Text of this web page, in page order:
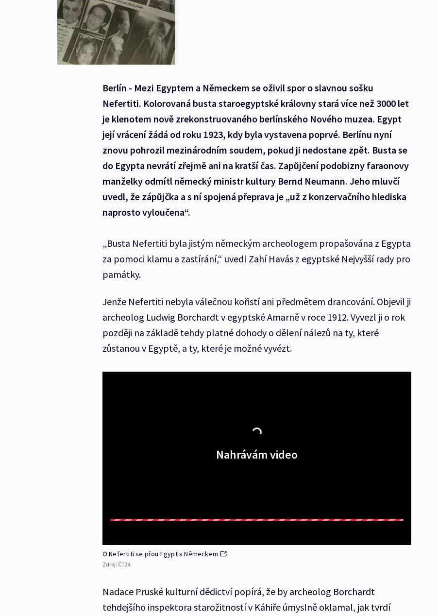
Berlín - Mezi Egyptem a Německem se oživil spor o slavnou sošku
Nefertiti. Kolorovaná busta staroegyptské královny stará více než 3000 let
je klenotem nově zrekonstruovaného berlínského Nového muzea. Egypt
její vrácení žádá od roku 1923, kdy byla vystavena poprvé. Berlínu nyní
znovu pohrozil mezinárodním soudem, pokud ji nedostane zpět. Busta se
do Egypta nevrátí zřejmě ani na kratší čas. Zapůjčení podobizny faraonovy
manželky odmítl německý ministr kultury Bernd Neumann. Jeho mluvčí
uvedl, že zápůjčka a s ní spojená přeprava je „už z konzervačního hlediska
naprosto vyloučena“.
„Busta Nefertiti byla jistým německým archeologem propašována z Egypta
za pomoci klamu a zastírání,“ uvedl Zahí Havás z egyptské Nejvyšší rady pro
památky.
Jenže Nefertiti nebyla válečnou kořistí ani předmětem drancování. Objevil ji
archeolog Ludwig Borchardt v egyptské Amarně v roce 1912. Vyvezl ji o rok
později na základě tehdy platné dohody o dělení nálezů na ty, které
zůstanou v Egyptě, a ty, které je možné vyvézt.
Nahrávám video
O Nefertiti se přou Egypt s Německem
Zdroj: ČT24
Nadace Pruské kulturní dědictví popírá, že by archeolog Borchardt
tehdejšího inspektora starožitností v Káhiře úmyslně oklamal, jak tvrdí